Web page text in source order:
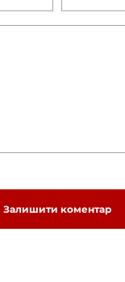
Залишити коментар